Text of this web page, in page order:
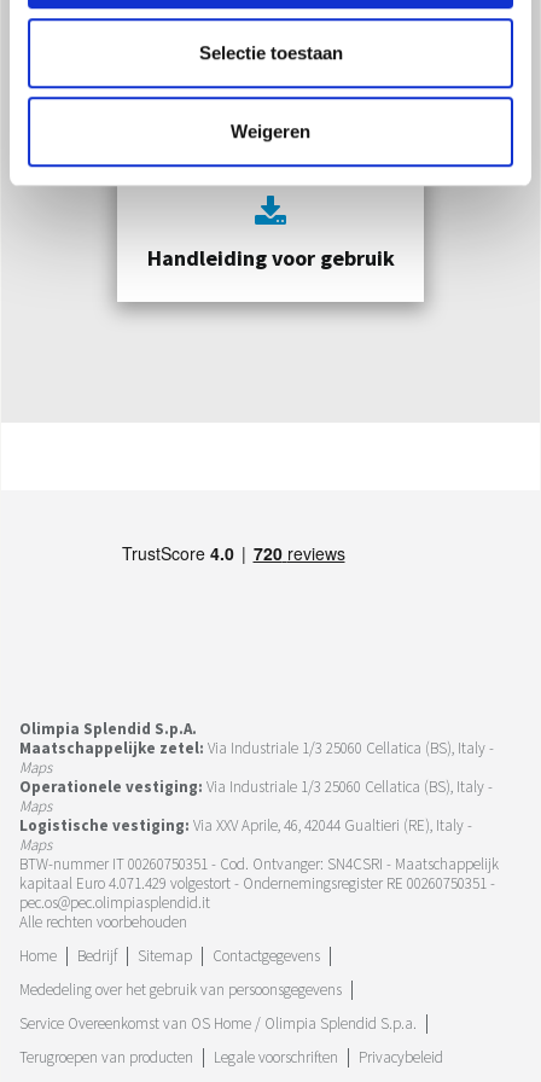
Selectie toestaan
Weigeren
Catalogus Product
Handleiding voor gebruik
Olimpia Splendid S.p.A.
Maatschappelijke zetel: Via Industriale 1/3 25060 Cellatica (BS), Italy -
Maps
Operationele vestiging: Via Industriale 1/3 25060 Cellatica (BS), Italy -
Maps
Logistische vestiging: Via XXV Aprile, 46, 42044 Gualtieri (RE), Italy -
Maps
BTW-nummer IT 00260750351 - Cod. Ontvanger: SN4CSRI - Maatschappelijk
kapitaal Euro 4.071.429 volgestort - Ondernemingsregister RE 00260750351 -
pec.os@pec.olimpiasplendid.it
Alle rechten voorbehouden
Home
Bedrijf Sitemap
Contactgegevens
Mededeling over het gebruik van persoonsgegevens
Service Overeenkomst van OS Home / Olimpia Splendid S.p.a.
Terugroepen van producten
Legale voorschriften
Privacybeleid